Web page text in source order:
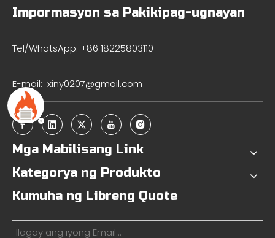
Impormasyon sa Pakikipag-ugnayan
Tel/WhatsApp: +86 18225803110
E-mail: xiny0207@gmail.com
Mga Mabilisang Link
Kategorya ng Produkto
Kumuha ng Libreng Quote